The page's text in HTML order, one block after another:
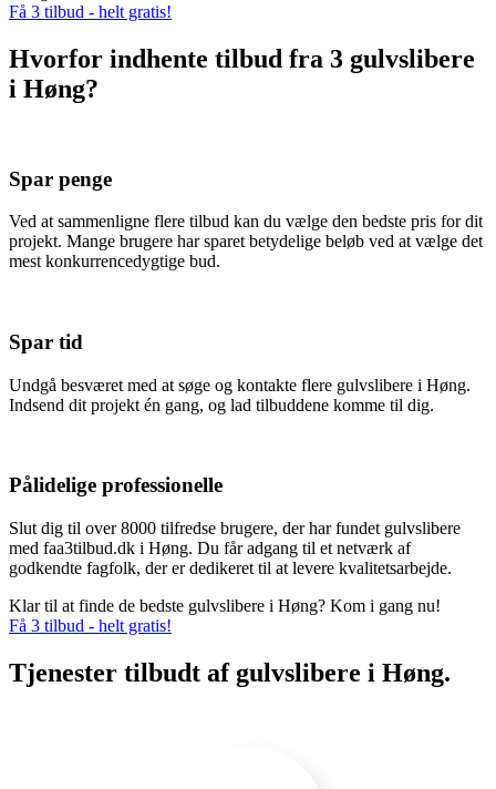
Få 3 tilbud - helt gratis!
Hvorfor indhente tilbud fra 3 gulvslibere
i Høng?
Spar penge
Ved at sammenligne flere tilbud kan du vælge den bedste pris for dit
projekt. Mange brugere har sparet betydelige beløb ved at vælge det
mest konkurrencedygtige bud.
Spar tid
Undgå besværet med at søge og kontakte flere gulvslibere i Høng.
Indsend dit projekt én gang, og lad tilbuddene komme til dig.
Pålidelige professionelle
Slut dig til over 8000 tilfredse brugere, der har fundet gulvslibere
med faa3tilbud.dk i Høng. Du får adgang til et netværk af
godkendte fagfolk, der er dedikeret til at levere kvalitetsarbejde.
Klar til at finde de bedste gulvslibere i Høng? Kom i gang nu!
Få 3 tilbud - helt gratis!
Tjenester tilbudt af gulvslibere i Høng.